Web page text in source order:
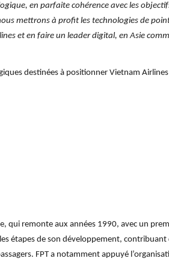
en parfaite cohérence avec les
mettrons à profit les technologies de
et en faire un leader digital, en Asie
destinées à positionner Vietnam
qui remonte aux années 1990, avec un
étapes de son développement, contribuant
FPT a notamment appuyé